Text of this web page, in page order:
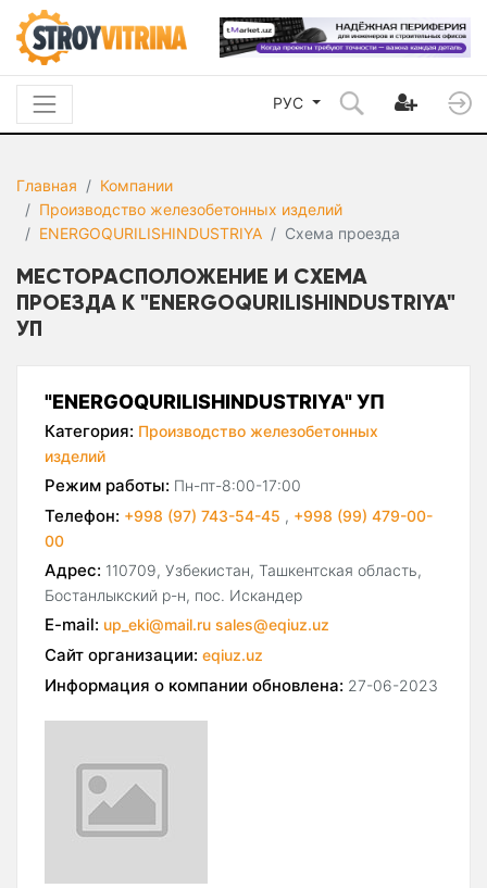
РУС
Главная
Компании
Производство железобетонных изделий
ENERGOQURILISHINDUSTRIYA
Схема проезда
МЕСТОРАСПОЛОЖЕНИЕ И СХЕМА
ПРОЕЗДА К "ENERGOQURILISHINDUSTRIYA"
УП
"ENERGOQURILISHINDUSTRIYA" УП
Категория: Производство железобетонных
изделий
Режим работы: Пн-пт-8:00-17:00
Телефон: +998 (97) 743-54-45 , +998 (99) 479-00-
00
Адрес: 110709, Узбекистан, Ташкентская область,
Бостанлыкский р-н, пос. Искандер
E-mail: up_eki@mail.ru sales@eqiuz.uz
Сайт организации: eqiuz.uz
Информация о компании обновлена: 27-06-2023